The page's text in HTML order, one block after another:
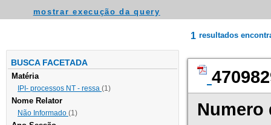
mostrar execução da query
BUSCA FACETADA
Matéria
IPI- processos NT - ressa (1)
Nome Relator
Não Informado (1)
1 resultados
Numero